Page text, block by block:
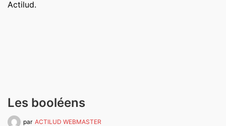
Actilud.
Les booléens
par ACTILUD WEBMASTER